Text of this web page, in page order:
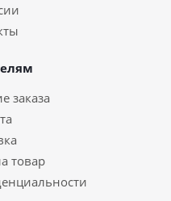
заказа
товар